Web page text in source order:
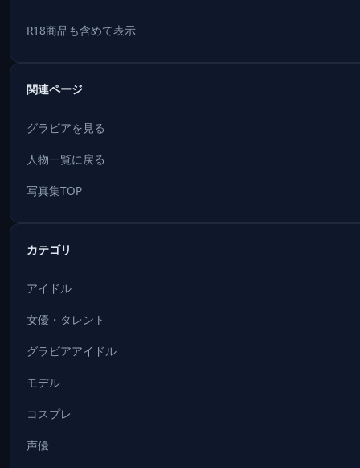
R18商品も含めて表示
関連ページ
グラビアを見る
人物一覧に戻る
写真集TOP
カテゴリ
アイドル
女優・タレント
グラビアアイドル
モデル
コスプレ
声優